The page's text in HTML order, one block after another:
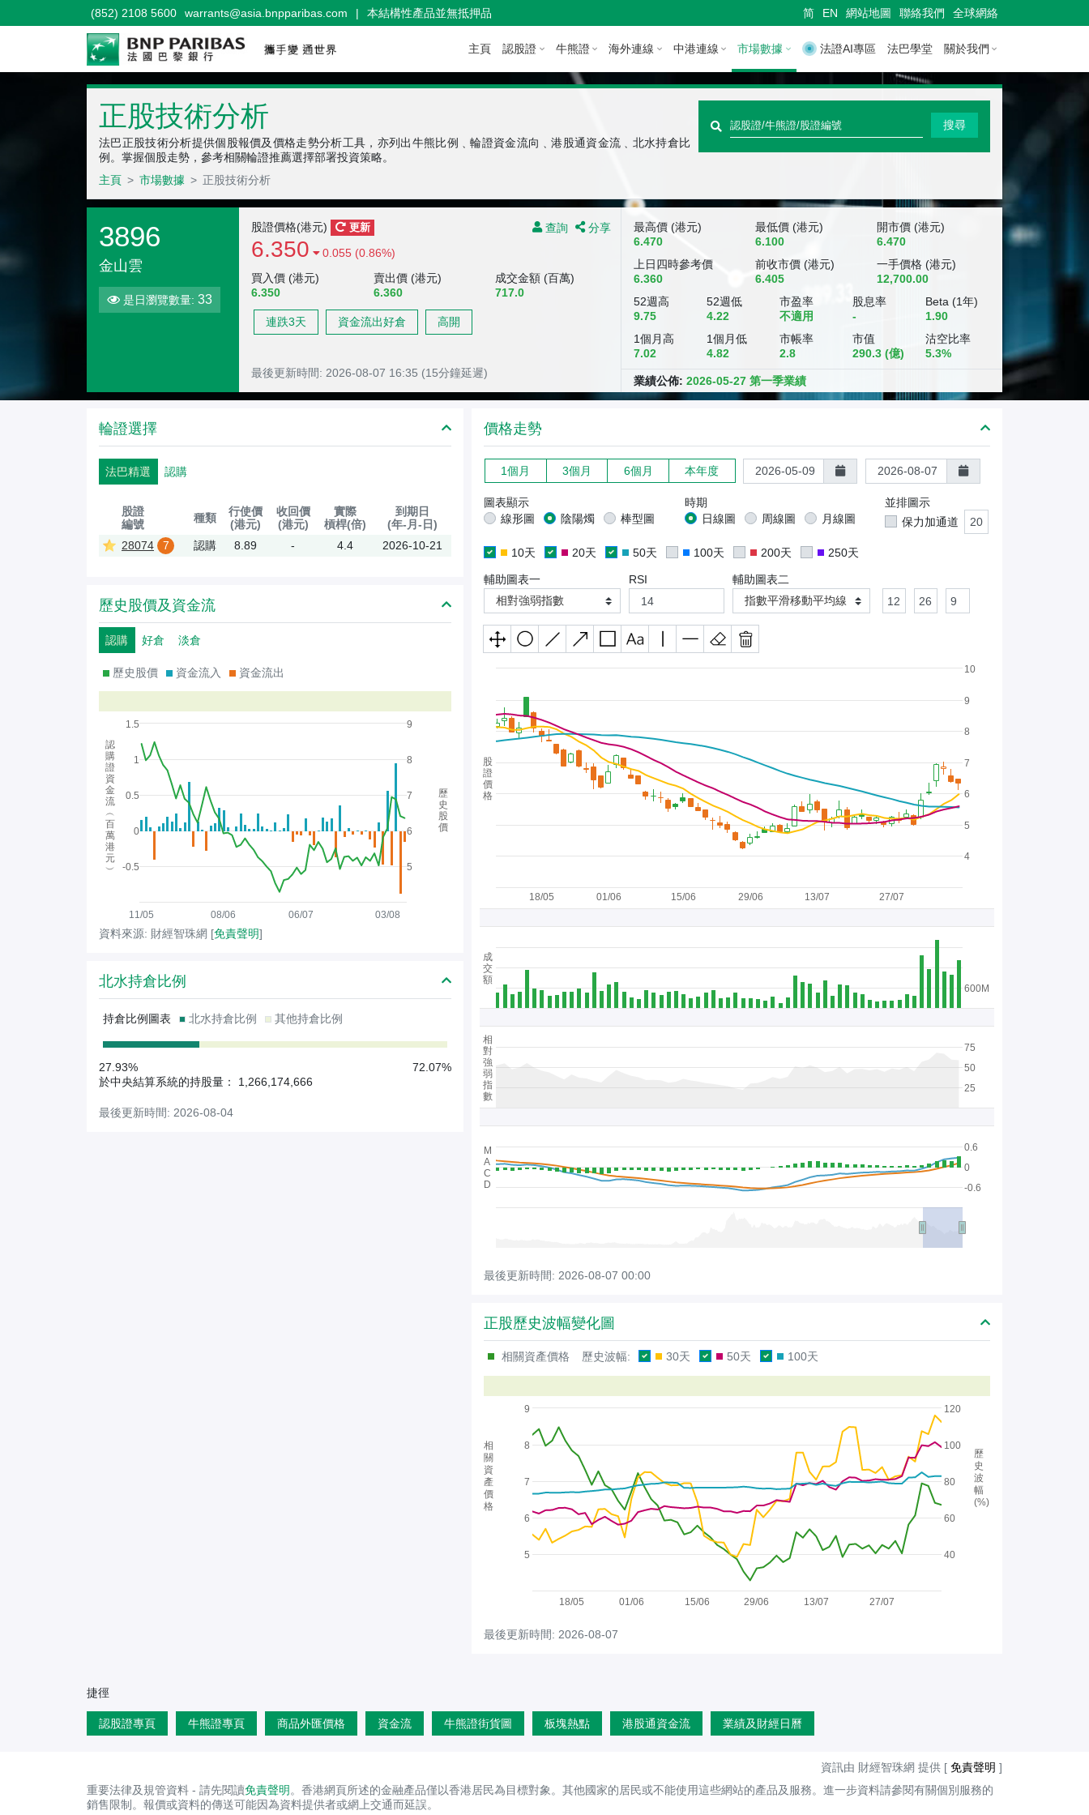
(852) 2108 5600 warrants@asia.bnpparibas.com | 本結構性產品並無抵押品 简 EN 網站地圖 聯絡我們 全球網絡
主頁 認股證 牛熊證 海外連線 中港連線 市場數據 法證AI專區 法巴學堂 關於我們
正股技術分析
法巴正股技術分析提供個股報價及價格走勢分析工具，亦列出牛熊比例﹑輪證資金流向﹑港股通資金流﹑北水持倉比
例。掌握個股走勢，參考相關輪證推薦選擇部署投資策略。
主頁
市場數據 正股技術分析
快
速
尋
/
牛
證
股
搜尋
3896
金山雲
是日瀏覽數量: 33
查詢 分享
股證價格(港元) 更新
6.350
0.055 (0.86%)
買入價 (港元)
6.350
賣出價 (港元)
6.360
成交金額 (百萬)
717.0
連跌3天 資金流出好倉 高開
最後更新時間: 2026-08-07 16:35 (15分鐘延遲)
最高價 (港元)
6.470
最低價 (港元)
6.100
開市價 (港元)
6.470
上日四時參考價
6.360
前收市價 (港元)
6.405
一手價格 (港元)
12,700.00
52週高
9.75
52週低
4.22
市盈率
不適用
股息率
-
Beta (1年)
1.90
1個月高
7.02
1個月低
4.82
市帳率
2.8
市值
290.3(億)
沽空比率
5.3%
業績公佈:2026-05-27 第一季業績
輪證選擇
法巴精選 認購
股證
編號
種類
行使價
(港元)
收回價
(港元)
實際
槓桿(倍)
到期日
(年-月-日)
28074
7 認購 8.89 - 4.4 2026-10-21
歷史股價及資金流
認購 好倉 淡倉
歷史股價 資金流入 資金流出
11/05 08/06 06/07 03/08
-0.5
0
0.5
1
1.5
5
6
7
8
9
認
購
證
資
金
流
︵
百
萬
港
元
︶
歷
史
股
價
資料來源: 財經智珠網 [免責聲明]
北水持倉比例
持倉比例圖表 北水持倉比例 其他持倉比例
27.93%
72.07%
於中央結算系統的持股量： 1,266,174,666
最後更新時間: 2026-08-04
價格走勢
1個月 3個月 6個月 本年度
圖表顯示
線形圖
陰陽燭 棒型圖
時期
日線圖
周線圖 月線圖
並排圖示
保力加通道
10天 20天 50天 100天 200天 250天
輔助圖表一
相對強弱指數
RSI
輔助圖表二
指數平滑移動平均線
18/05 01/06 15/06 29/06 13/07 27/07
4
5
6
7
8
9
10
600M
25
50
75
-0.6
0
0.6
股
證
價
格
成
交
額
相
對
強
弱
指
數
M
A
C
D
最後更新時間: 2026-08-07 00:00
正股歷史波幅變化圖
相關資產價格 歷史波幅: 30天 50天 100天
18/05 01/06 15/06 29/06 13/07 27/07
5
6
7
8
9
40
60
80
100
120
相
關
資
產
價
格
歷
史
波
幅
(%)
最後更新時間: 2026-08-07
捷徑
認股證專頁 牛熊證專頁 商品外匯價格 資金流 牛熊證街貨圖 板塊熱點 港股通資金流 業績及財經日曆
資訊由 財經智珠網 提供 [ 免責聲明 ]
重要法律及規管資料 - 請先閱讀免責聲明 。香港網頁所述的金融產品僅以香港居民為目標對象。其他國家的居民或不能使用這些網站的產品及服務。進一步資料請參閱有關個別服務的
銷售限制。報價或資料的傳送可能因為資料提供者或網上交通而延誤。